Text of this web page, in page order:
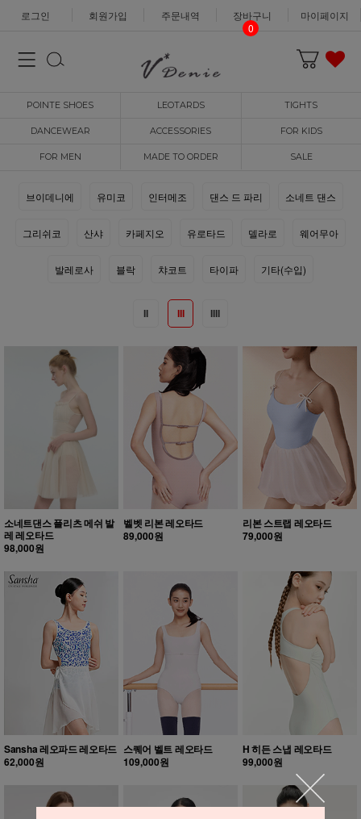
로그인 회원가입 주문내역
장바구니
0
마이페이지
POINTE SHOES LEOTARDS TIGHTS
DANCEWEAR ACCESSORIES FOR KIDS
FOR MEN MADE TO ORDER SALE
브이데니에 유미코 인터메조 댄스 드 파리 소네트 댄스
그리쉬코 산샤 카페지오 유로타드 델라로 웨어무아
발레로사 블락 챠코트 타이파 기타(수입)
II III IIII
소네트댄스 플리츠 메쉬 발
레 레오타드
98,000원
벨벳 리본 레오타드
89,000원
리본 스트랩 레오타드
79,000원
Sansha 레오파드 레오타드
62,000원
스퀘어 벨트 레오타드
109,000원
H 히든 스냅 레오타드
99,000원